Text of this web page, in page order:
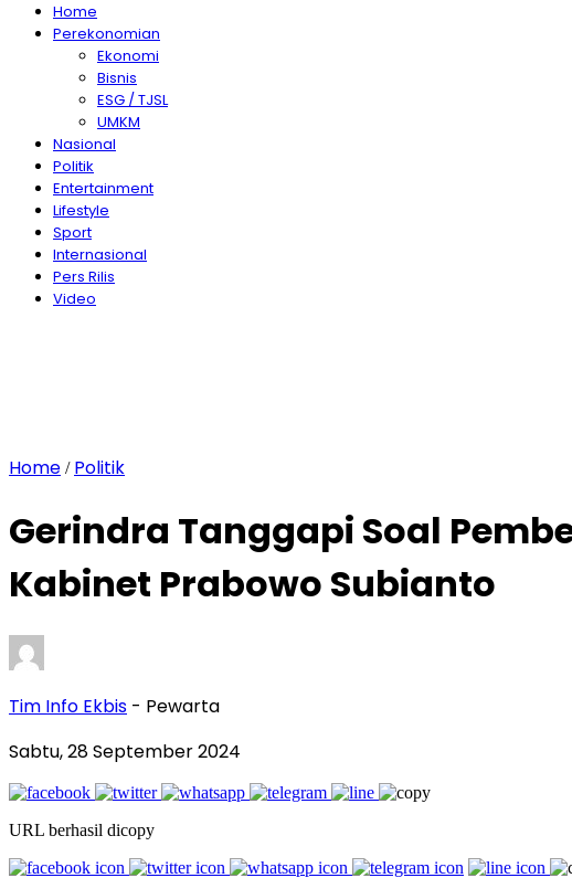
Home
Perekonomian
Ekonomi
Bisnis
ESG / TJSL
UMKM
Nasional
Politik
Entertainment
Lifestyle
Sport
Internasional
Pers Rilis
Video
Home / Politik
Gerindra Tanggapi Soal
Kabinet Prabowo Subianto
Tim Info Ekbis - Pewarta
Sabtu, 28 September 2024
URL berhasil dicopy